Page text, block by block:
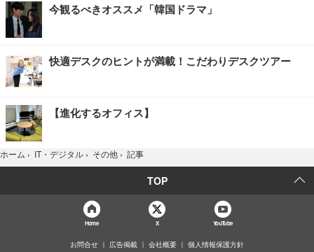
今観るべきオススメ「韓国ドラマ」
快適デスクのヒントが満載！こだわりデスクツアー
【進化するオフィス】
ホーム › IT・デジタル › その他 › 記事
TOP
Home X YouTube
お問合せ 広告掲載 会社概要 個人情報保護方針